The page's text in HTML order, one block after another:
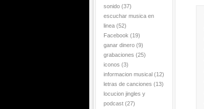
sonido (37)
escuchar musica en
linea (52)
Facebook (19)
ganar dinero (9)
grabaciones (25)
iconos (3)
informacion musical (12)
letras de canciones (13)
locucion jingles y
podcast (27)